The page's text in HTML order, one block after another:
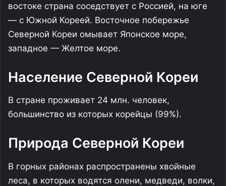
востоке страна соседствует с Россией, на юге
— с Южной Кореей. Восточное побережье
Северной Кореи омывает Японское море,
западное — Желтое море.
Население Северной Кореи
В стране проживает 24 млн. человек,
большинство из которых корейцы (99%).
Природа Северной Кореи
В горных районах распространены хвойные
леса, в которых водятся олени, медведи, волки,